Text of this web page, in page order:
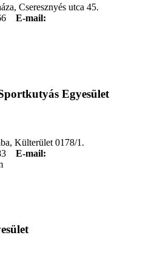
Cseresznyés utca 45.
E-mail:
Egyesület
Külterület 0178/1.
E-mail: